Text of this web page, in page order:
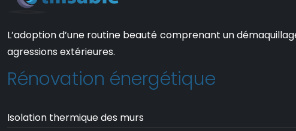
L’adoption d’une routine beauté comprenant un
agressions extérieures.
Rénovation énergétique
Isolation thermique des murs